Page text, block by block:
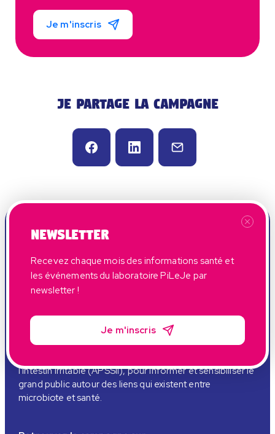
Je m'inscris
Je partage la campagne
Ma Santé Passe Par Mes Microbiotes est une campagne
nationale d’information, gratuite et interactive,
organisée par le laboratoire PiLeJe en partenariat avec
l'Intestin Irritable (APSSII), pour informer et sensibiliser le
grand public autour des liens qui existent entre
microbiote et santé.
Newsletter
Recevez chaque mois des informations santé et
les événements du laboratoire PiLeJe par
newsletter !
Je m'inscris